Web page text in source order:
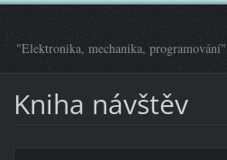
"Elektronika, mechanika, programování"
Kniha návštěv